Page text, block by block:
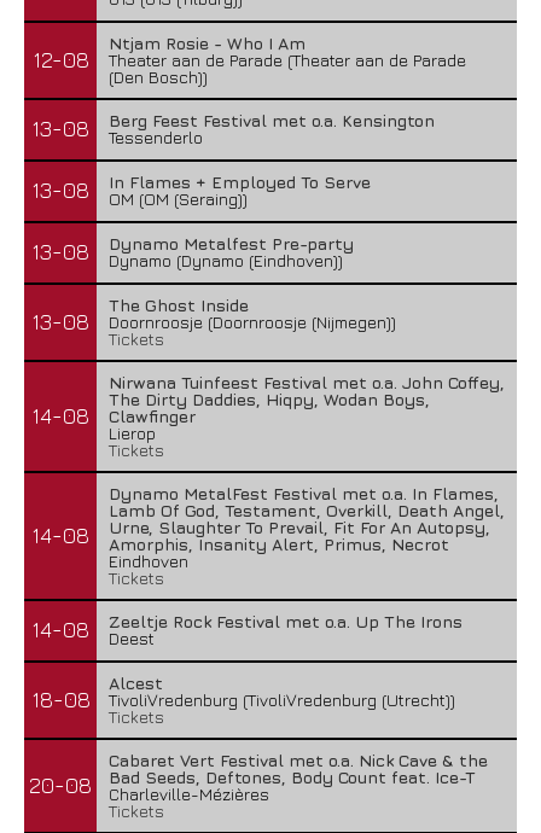
12-08
Ntjam Rosie - Who I Am
Theater aan de Parade (Theater aan de Parade
(Den Bosch))
13-08
Berg Feest Festival met o.a. Kensington
Tessenderlo
13-08
In Flames + Employed To Serve
OM (OM (Seraing))
13-08
Dynamo Metalfest Pre-party
Dynamo (Dynamo (Eindhoven))
13-08
The Ghost Inside
Doornroosje (Doornroosje (Nijmegen))
Tickets
14-08
Nirwana Tuinfeest Festival met o.a. John Coffey,
The Dirty Daddies, Hiqpy, Wodan Boys,
Clawfinger
Lierop
Tickets
14-08
Dynamo MetalFest Festival met o.a. In Flames,
Lamb Of God, Testament, Overkill, Death Angel,
Urne, Slaughter To Prevail, Fit For An Autopsy,
Amorphis, Insanity Alert, Primus, Necrot
Eindhoven
Tickets
14-08
Zeeltje Rock Festival met o.a. Up The Irons
Deest
18-08
Alcest
TivoliVredenburg (TivoliVredenburg (Utrecht))
Tickets
20-08
Cabaret Vert Festival met o.a. Nick Cave & the
Bad Seeds, Deftones, Body Count feat. Ice-T
Charleville-Mézières
Tickets